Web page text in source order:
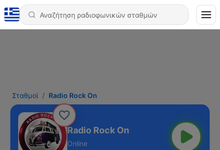
Σταθμοί Radio Rock On
Radio Rock On
Online